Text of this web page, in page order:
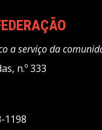
a serviço da
n.º 333
1198